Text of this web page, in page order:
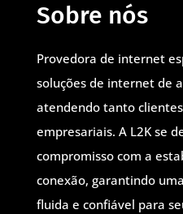
Sobre nós
Provedora de internet
soluções de internet de
atendendo tanto
empresariais. A L2K se
compromisso com a
conexão, garantindo
fluida e confiável para